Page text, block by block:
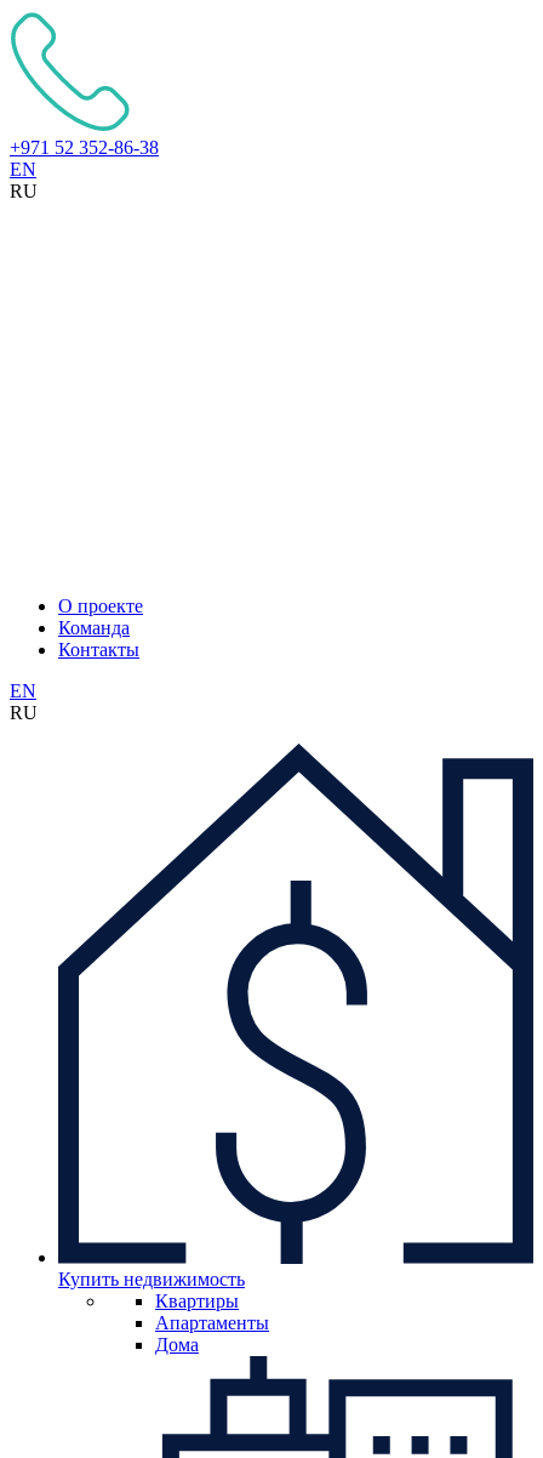
+971 52 352-86-38
EN
RU
О проекте
Команда
Контакты
EN
RU
Купить недвижимость
Квартиры
Апартаменты
Дома